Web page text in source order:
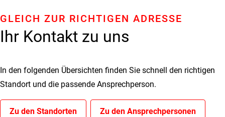
Ihr Kontakt zu uns
GLEICH ZUR RICHTIGEN ADRESSE
In den folgenden Übersichten finden Sie schnell den richtigen
Standort und die passende Ansprechperson.
Zu den Standorten Zu den Ansprechpersonen